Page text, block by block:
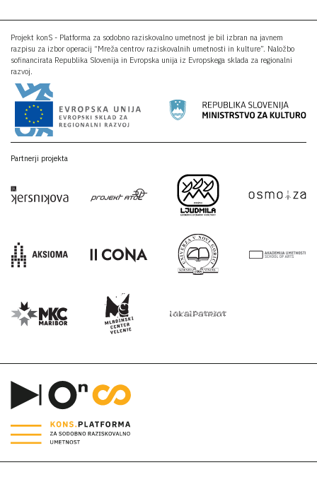
Projekt konS - Platforma za sodobno raziskovalno umetnost je bil izbran na javnem
razpisu za izbor operacij “Mreža centrov raziskovalnih umetnosti in kulture”. Naložbo
sofinancirata Republika Slovenija in Evropska unija iz Evropskega sklada za regionalni
razvoj.
Partnerji projekta